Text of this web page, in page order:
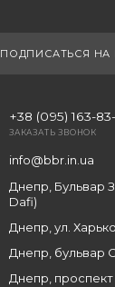
ПОДПИСАТЬСЯ НА
+38 (095) 163-
ЗАКАЗАТЬ ЗВОНОК
info@bbr.in.ua
Днепр, Бульвар
Dafi)
Днепр, ул.
Днепр, бульвар
Днепр,